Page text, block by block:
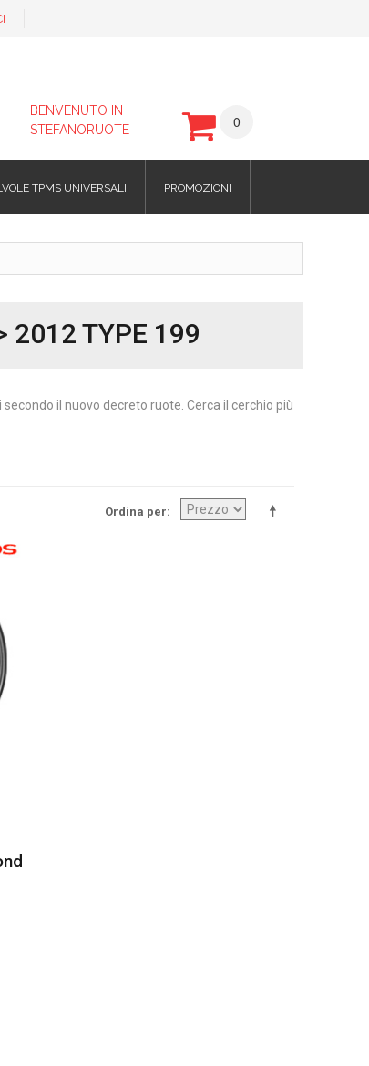
BENVENUTO IN
STEFANORUOTE
0
TPMS UNIVERSALI PROMOZIONI
2012 TYPE 199
il nuovo decreto ruote. Cerca il cerchio più
Ordina per